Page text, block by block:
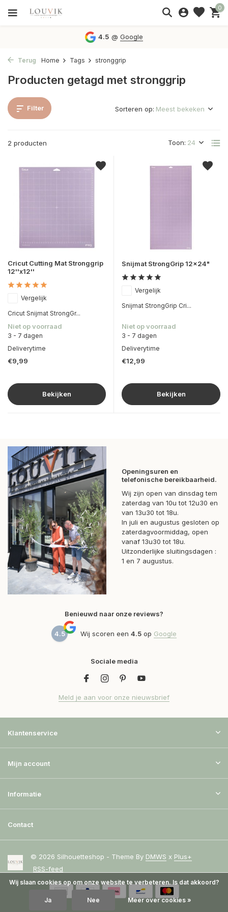
0
4.5 @Google
Terug Home Tags stronggrip
Producten getagd met stronggrip
Filter
2 producten Toon:
Sorteren op:
Cricut Cutting Mat Stronggrip
12''x12''
Vergelijk
Cricut Snijmat StrongGr...
Niet op voorraad
3 - 7 dagen
Deliverytime
€9,99
Bekijken
Snijmat StrongGrip 12x24"
Vergelijk
Snijmat StrongGrip Cri...
Niet op voorraad
3 - 7 dagen
Deliverytime
€12,99
Bekijken
Openingsuren en
telefonische bereikbaarheid.
Wij zijn open van dinsdag tem
zaterdag van 10u tot 12u30 en
van 13u30 tot 18u.
In juli en augustus gesloten op
zaterdagvoormiddag, open
vanaf 13u30 tot 18u.
Uitzonderlijke sluitingsdagen :
1 en 7 augustus.
Benieuwd naar onze reviews?
4.5 Wij scoren een 4.5 op Google
Sociale media
Meld je aan voor onze nieuwsbrief
Klantenservice
Mijn account
Informatie
Contact
© 2026 Silhouetteshop - Theme By DMWS x Plus+
RSS-feed
Wij slaan cookies op om onze website te verbeteren. Is dat akkoord?
Ja Nee Meer over cookies »